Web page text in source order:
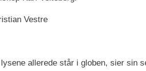
Vestre
allerede står i globen, sier sin